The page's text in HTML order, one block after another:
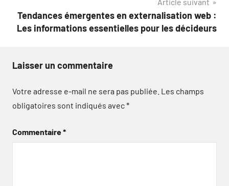
Tendances émergentes en externalisation web :
Les informations essentielles pour les décideurs
Laisser un commentaire
Votre adresse e-mail ne sera pas publiée. Les champs
obligatoires sont indiqués avec*
Commentaire*